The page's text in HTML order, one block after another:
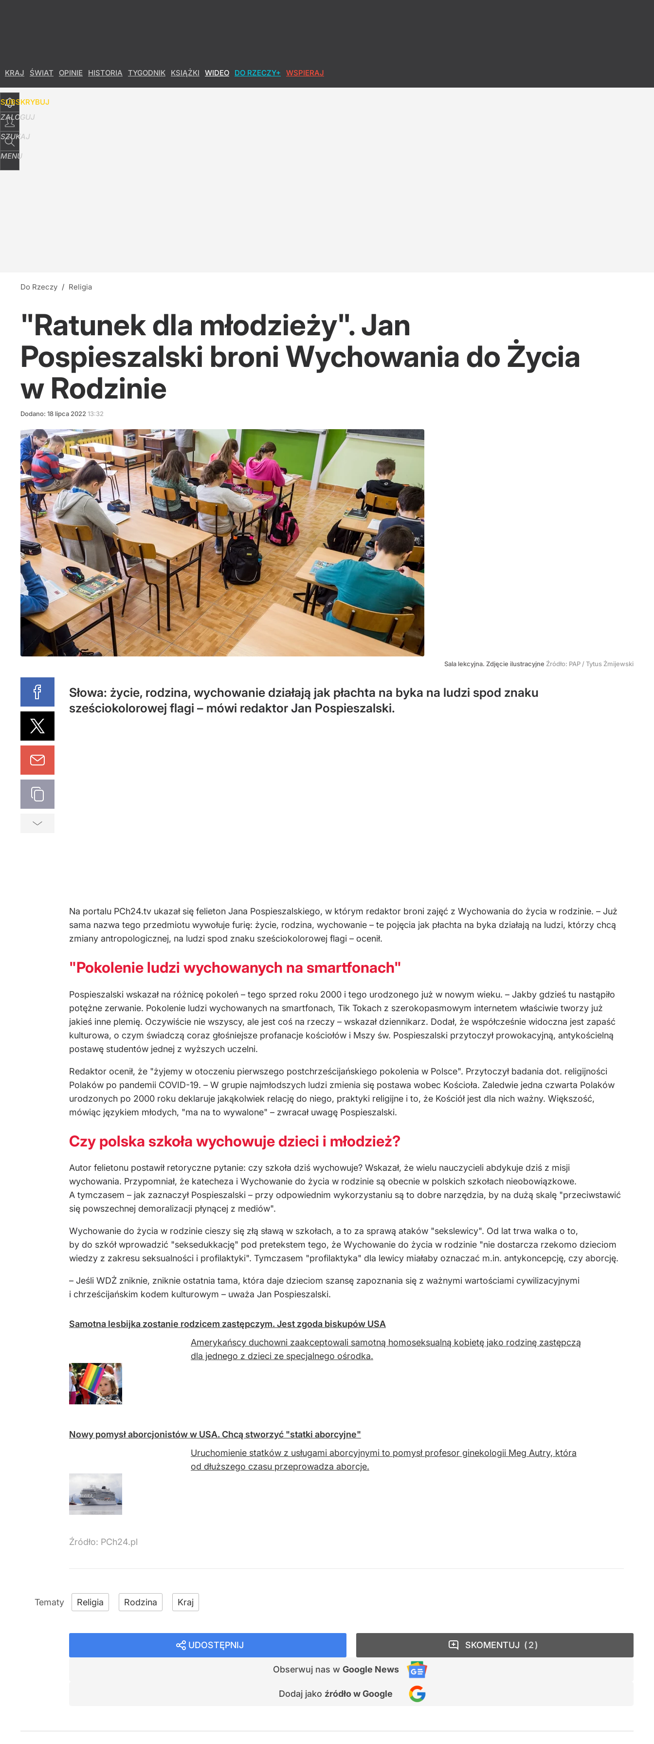
KRAJ ŚWIAT OPINIE HISTORIA TYGODNIK KSIĄŻKI WIDEO DO RZECZY+ WSPIERAJ
SUBSKRYBUJ
ZALOGUJ
SZUKAJ
MENU
Do Rzeczy / Religia
"Ratunek dla młodzieży". Jan
Pospieszalski broni Wychowania do Życia
w Rodzinie
Dodano: 18 lipca 2022 13:32
Sala lekcyjna. Zdjęcie ilustracyjne Źródło: PAP /Tytus Żmijewski
Słowa: życie, rodzina, wychowanie działają jak płachta na byka na ludzi spod znaku
sześciokolorowej flagi – mówi redaktor Jan Pospieszalski.
Na portalu PCh24.tv ukazał się felieton Jana Pospieszalskiego, w którym redaktor broni zajęć z Wychowania do życia w rodzinie. – Już
sama nazwa tego przedmiotu wywołuje furię: życie, rodzina, wychowanie – te pojęcia jak płachta na byka działają na ludzi, którzy chcą
zmiany antropologicznej, na ludzi spod znaku sześciokolorowej flagi – ocenił.
"Pokolenie ludzi wychowanych na smartfonach"
Pospieszalski wskazał na różnicę pokoleń – tego sprzed roku 2000 i tego urodzonego już w nowym wieku. – Jakby gdzieś tu nastąpiło
potężne zerwanie. Pokolenie ludzi wychowanych na smartfonach, Tik Tokach z szerokopasmowym internetem właściwie tworzy już
jakieś inne plemię. Oczywiście nie wszyscy, ale jest coś na rzeczy – wskazał dziennikarz. Dodał, że współcześnie widoczna jest zapaść
kulturowa, o czym świadczą coraz głośniejsze profanacje kościołów i Mszy św. Pospieszalski przytoczył prowokacyjną, antykościelną
postawę studentów jednej z wyższych uczelni.
Redaktor ocenił, że "żyjemy w otoczeniu pierwszego postchrześcijańskiego pokolenia w Polsce". Przytoczył badania dot. religijności
Polaków po pandemii COVID-19. – W grupie najmłodszych ludzi zmienia się postawa wobec Kościoła. Zaledwie jedna czwarta Polaków
urodzonych po 2000 roku deklaruje jakąkolwiek relację do niego, praktyki religijne i to, że Kościół jest dla nich ważny. Większość,
mówiąc językiem młodych, "ma na to wywalone" – zwracał uwagę Pospieszalski.
Czy polska szkoła wychowuje dzieci i młodzież?
Autor felietonu postawił retoryczne pytanie: czy szkoła dziś wychowuje? Wskazał, że wielu nauczycieli abdykuje dziś z misji
wychowania. Przypomniał, że katecheza i Wychowanie do życia w rodzinie są obecnie w polskich szkołach nieobowiązkowe.
A tymczasem – jak zaznaczył Pospieszalski – przy odpowiednim wykorzystaniu są to dobre narzędzia, by na dużą skalę "przeciwstawić
się powszechnej demoralizacji płynącej z mediów".
Wychowanie do życia w rodzinie cieszy się złą sławą w szkołach, a to za sprawą ataków "sekslewicy". Od lat trwa walka o to,
by do szkół wprowadzić "seksedukkację" pod pretekstem tego, że Wychowanie do życia w rodzinie "nie dostarcza rzekomo dzieciom
wiedzy z zakresu seksualności i profilaktyki". Tymczasem "profilaktyka" dla lewicy miałaby oznaczać m.in. antykoncepcję, czy aborcję.
– Jeśli WDŻ zniknie, zniknie ostatnia tama, która daje dzieciom szansę zapoznania się z ważnymi wartościami cywilizacyjnymi
i chrześcijańskim kodem kulturowym – uważa Jan Pospieszalski.
Samotna lesbijka zostanie rodzicem zastępczym. Jest zgoda biskupów USA
Amerykańscy duchowni zaakceptowali samotną homoseksualną kobietę jako rodzinę zastępczą
dla jednego z dzieci ze specjalnego ośrodka.
Nowy pomysł aborcjonistów w USA. Chcą stworzyć "statki aborcyjne"
Uruchomienie statków z usługami aborcyjnymi to pomysł profesor ginekologii Meg Autry, która
od dłuższego czasu przeprowadza aborcje.
Źródło: PCh24.pl
Religia Rodzina Kraj
UDOSTĘPNIJ
Obserwuj nas w Google News
Dodaj jako źródło w Google
SKOMENTUJ 2